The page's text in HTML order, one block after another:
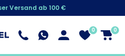
Versand ab 100 €
0 0